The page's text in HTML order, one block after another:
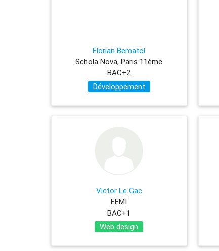
Florian Bematol
Schola Nova, Paris 11ème
BAC+2
Développement
Victor Le Gac
EEMI
BAC+1
Web design